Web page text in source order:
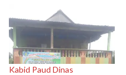
Kabid Paud Dinas